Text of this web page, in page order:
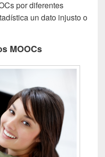
por diferentes
un dato injusto o
MOOCs